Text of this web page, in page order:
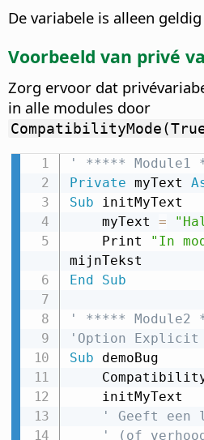
De variabele is alleen
Voorbeeld van privé
Zorg ervoor dat
in alle modules door
' ***** Module1
Private myText
Sub initMyText
    myText
=
    Print
"In
End
Sub
' ***** Module2
'Option Explicit
Sub demoBug
' Geeft een
' (of